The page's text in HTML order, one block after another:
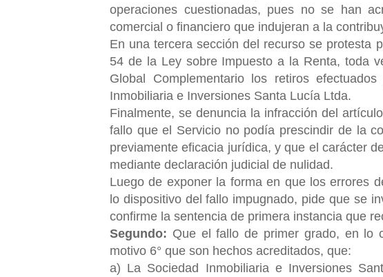
operaciones cuestionadas, pues no se han
comercial o financiero que indujeran a la
En una tercera sección del recurso se protesta
54 de la Ley sobre Impuesto a la Renta, toda
Global Complementario los retiros
Inmobiliaria e Inversiones Santa Lucía Ltda.
Finalmente, se denuncia la infracción del
fallo que el Servicio no podía prescindir de la
previamente eficacia jurídica, y que el carácter
mediante declaración judicial de nulidad.
Luego de exponer la forma en que los errores
lo dispositivo del fallo impugnado, pide que se
confirme la sentencia de primera instancia que
Segundo: Que el fallo de primer grado, en lo
motivo 6° que son hechos acreditados, que:
a) La Sociedad Inmobiliaria e Inversiones